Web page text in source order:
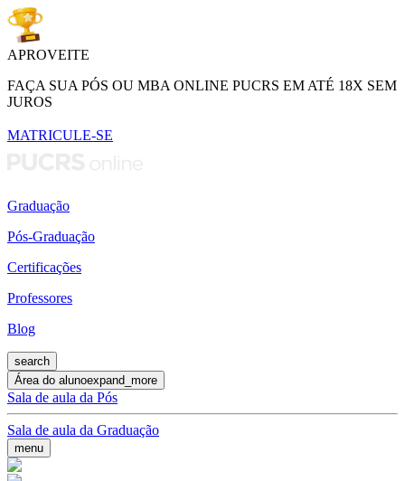
APROVEITE
FAÇA SUA PÓS OU MBA ONLINE PUCRS EM ATÉ 18X SEM
JUROS
MATRICULE-SE
Graduação
Pós-Graduação
Certificações
Professores
Blog
search
Área do alunoexpand_more
Sala de aula da Pós
Sala de aula da Graduação
menu